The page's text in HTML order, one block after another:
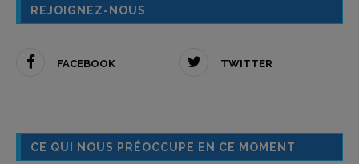
REJOIGNEZ-NOUS
FACEBOOK TWITTER
CE QUI NOUS PRÉOCCUPE EN CE MOMENT